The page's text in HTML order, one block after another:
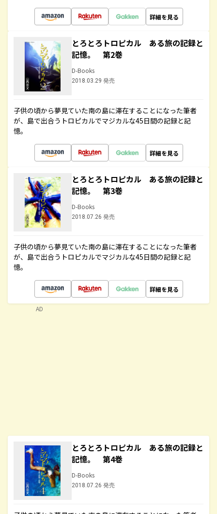
詳細を見る
とろとろトロピカル ある旅の記録と
記憶。 第2巻
D-Books
2018.03.29 発売
子供の頃から夢見ていた南の島に滞在することになった筆者
が、島で出合うトロピカルでマジカルな45日間の記録と記
憶。
詳細を見る
とろとろトロピカル ある旅の記録と
記憶。 第3巻
D-Books
2018.07.26 発売
子供の頃から夢見ていた南の島に滞在することになった筆者
が、島で出合うトロピカルでマジカルな45日間の記録と記
憶。
詳細を見る
とろとろトロピカル ある旅の記録と
記憶。 第4巻
D-Books
2018.07.26 発売
AD